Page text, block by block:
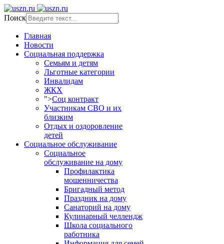
Поиск
Главная
Новости
Социальная поддержка
Семьям и детям
Льготные категории
Инвалидам
ЖКХ
">Соц контракт
Участникам СВО и их
близким
Отдых и оздоровление
детей
Социальное обслуживание
Социальное
обслуживание на дому
Профилактика
мошенничества
Бригадный метод
Праздник на дому
Санаторий на дому
Кулинарный челлендж
Школа социального
работника